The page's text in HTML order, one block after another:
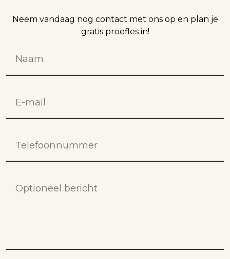
Neem vandaag nog contact met ons op en plan je
gratis proefles in!